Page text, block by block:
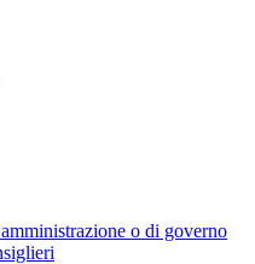
o di governo